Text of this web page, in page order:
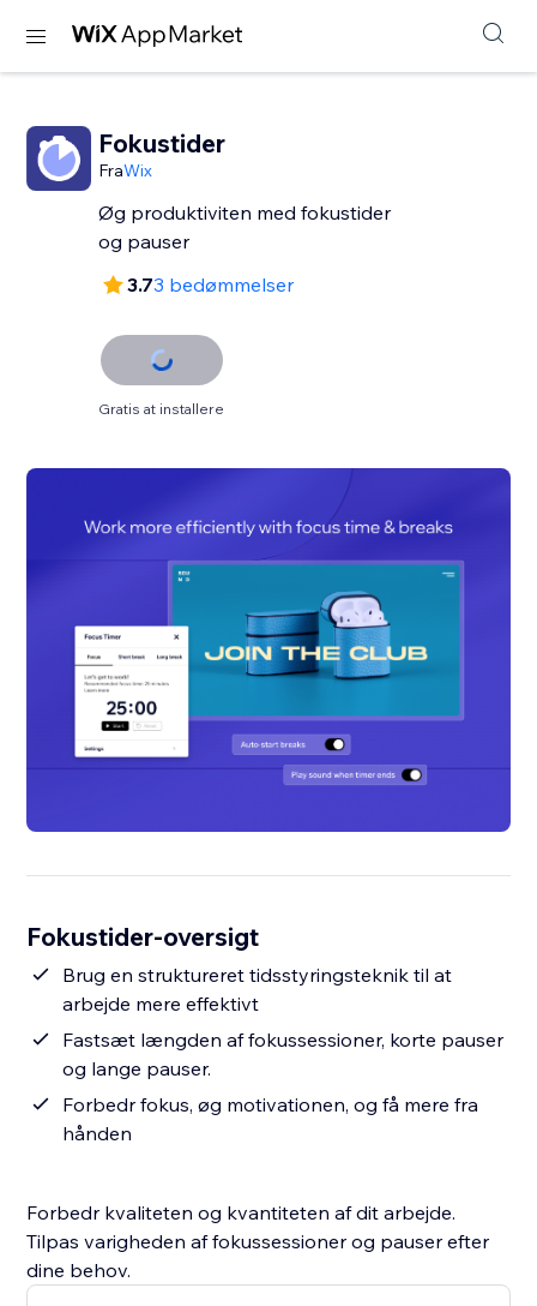
Fokustider
FraWix
Øg produktiviten med fokustider
og pauser
3.73 bedømmelser
Gratis at installere
Fokustider-oversigt
Brug en struktureret tidsstyringsteknik til at
arbejde mere effektivt
Fastsæt længden af fokussessioner, korte pauser
og lange pauser.
Forbedr fokus, øg motivationen, og få mere fra
hånden
Forbedr kvaliteten og kvantiteten af dit arbejde.
Tilpas varigheden af fokussessioner og pauser efter
dine behov.